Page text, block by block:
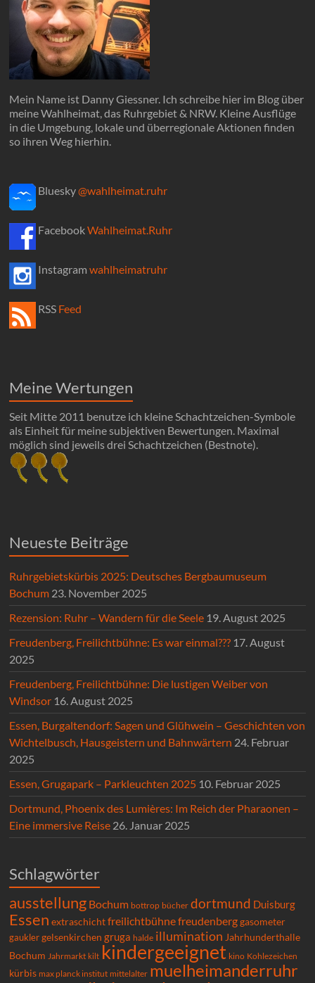
Mein Name ist Danny Giessner. Ich schreibe hier im Blog über
meine Wahlheimat, das Ruhrgebiet & NRW. Kleine Ausflüge
in die Umgebung, lokale und überregionale Aktionen finden
so ihren Weg hierhin.
Bluesky@wahlheimat.ruhr
FacebookWahlheimat.Ruhr
Instagramwahlheimatruhr
RSS Feed
Meine Wertungen
Seit Mitte 2011 benutze ich kleine Schachtzeichen-Symbole
als Einheit für meine subjektiven Bewertungen. Maximal
möglich sind jeweils drei Schachtzeichen (Bestnote).
Neueste Beiträge
Ruhrgebietskürbis 2025: Deutsches Bergbaumuseum
Bochum 23. November 2025
Rezension: Ruhr – Wandern für die Seele 19. August 2025
Freudenberg, Freilichtbühne: Es war einmal??? 17. August
2025
Freudenberg, Freilichtbühne: Die lustigen Weiber von
Windsor 16. August 2025
Essen, Burgaltendorf: Sagen und Glühwein – Geschichten von
Wichtelbusch, Hausgeistern und Bahnwärtern 24. Februar
2025
Essen, Grugapark – Parkleuchten 2025 10. Februar 2025
Dortmund, Phoenix des Lumières: Im Reich der Pharaonen –
Eine immersive Reise 26. Januar 2025
Schlagwörter
ausstellung Bochum bottrop bücher dortmund Duisburg
Essen extraschicht freilichtbühnefreudenberg gasometer
gaukler gelsenkirchen gruga halde illumination Jahrhunderthalle
Bochum Jahrmarkt kilt kindergeeignet kino Kohlezeichen
kürbis max planck institut mittelalter muelheimanderruhr